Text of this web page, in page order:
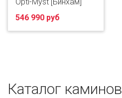
546 990 руб
Каталог каминов